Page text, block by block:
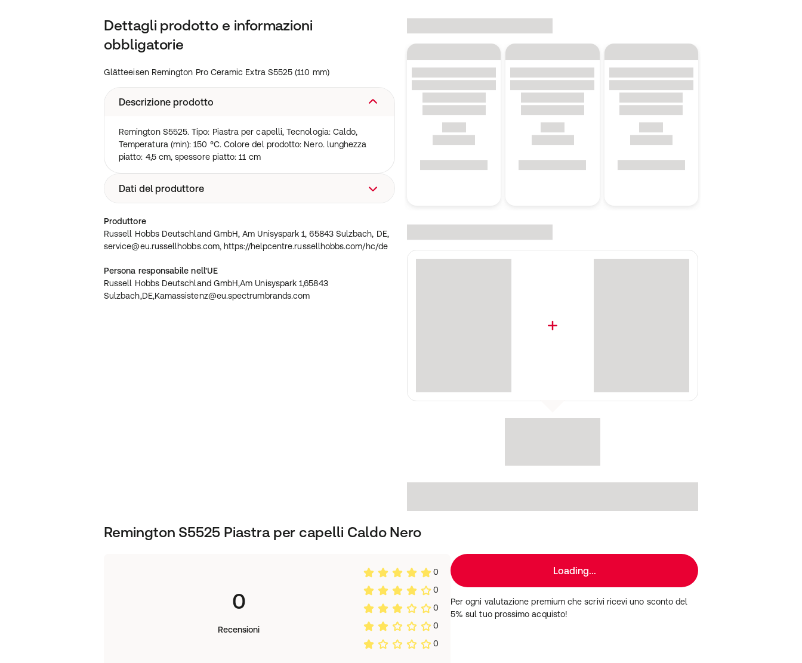
Dettagli prodotto e informazioni
obbligatorie
Glätteeisen Remington Pro Ceramic Extra S5525 (110 mm)
Descrizione prodotto
Remington S5525. Tipo: Piastra per capelli, Tecnologia: Caldo,
Temperatura (min): 150 °C. Colore del prodotto: Nero. lunghezza
piatto: 4,5 cm, spessore piatto: 11 cm
Dati del produttore
Russell Hobbs Deutschland GmbH, Am Unisyspark 1, 65843
Sulzbach, DE, service@eu.russellhobbs.com,
https://helpcentre.russellhobbs.com/hc/de
Produttore
Russell Hobbs Deutschland GmbH, Am Unisyspark 1, 65843 Sulzbach, DE,
service@eu.russellhobbs.com, https://helpcentre.russellhobbs.com/hc/de
Persona responsabile nell'UE
Russell Hobbs Deutschland GmbH,Am Unisyspark 1,65843
Sulzbach,DE,Kamassistenz@eu.spectrumbrands.com
Remington S5525 Piastra per capelli Caldo Nero
0
Recensioni
0
0
0
0
0
Loading...
Per ogni valutazione premium che scrivi ricevi uno sconto del
5% sul tuo prossimo acquisto!